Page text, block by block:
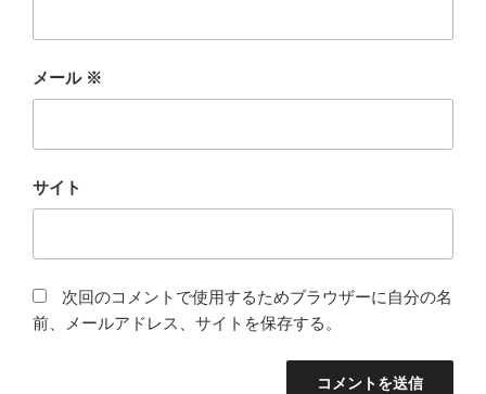
メール ※
サイト
次回のコメントで使用するためブラウザーに自分の名
前、メールアドレス、サイトを保存する。